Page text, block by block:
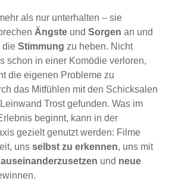
als nur unterhalten – sie
Ängste und Sorgen an und
die Stimmung zu heben. Nicht
schon in einer Komödie verloren,
die eigenen Probleme zu
das Mitfühlen mit den Schicksalen
Trost gefunden. Was im
beginnt, kann in der
gezielt genutzt werden: Filme
uns selbst zu erkennen, uns mit
und neue